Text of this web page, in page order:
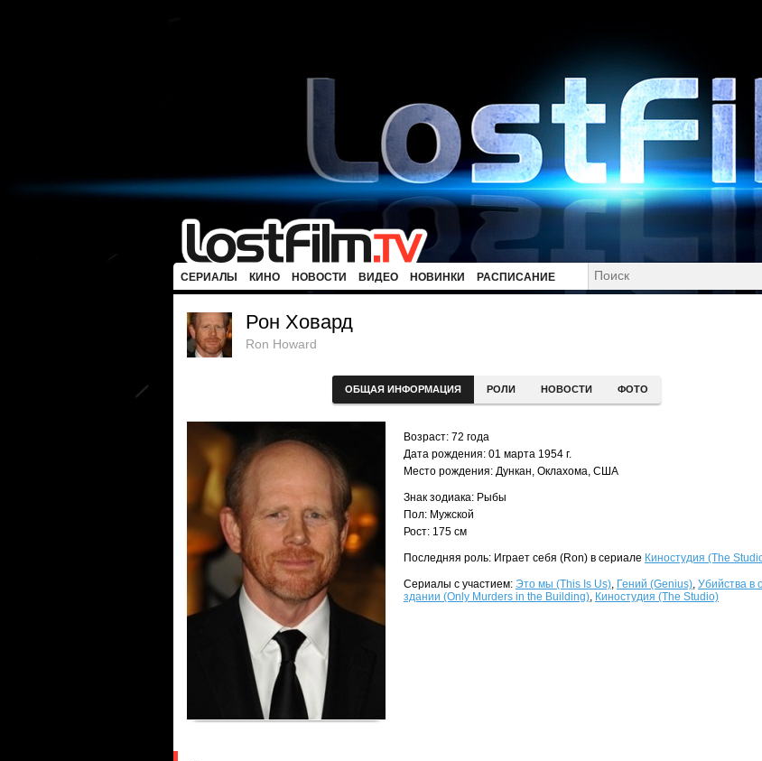
СЕРИАЛЫ КИНО НОВОСТИ ВИДЕО НОВИНКИ РАСПИСАНИЕ
Рон Ховард
Ron Howard
ОБЩАЯ ИНФОРМАЦИЯ РОЛИ НОВОСТИ ФОТО
Возраст: 72 года
Дата рождения: 01 марта 1954 г.
Место рождения: Дункан, Оклахома, США
Знак зодиака: Рыбы
Пол: Мужской
Рост: 175 см
Последняя роль: Играет себя (Ron) в сериале Киностудия (The
Сериалы с участием: Это мы (This Is Us), Гений (Genius), Убийства в
здании (Only Murders in the Building), Киностудия (The Studio)